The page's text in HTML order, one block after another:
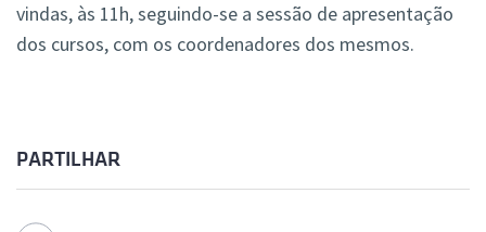
vindas, às 11h, seguindo-se a sessão de apresentação
dos cursos, com os coordenadores dos mesmos.
PARTILHAR